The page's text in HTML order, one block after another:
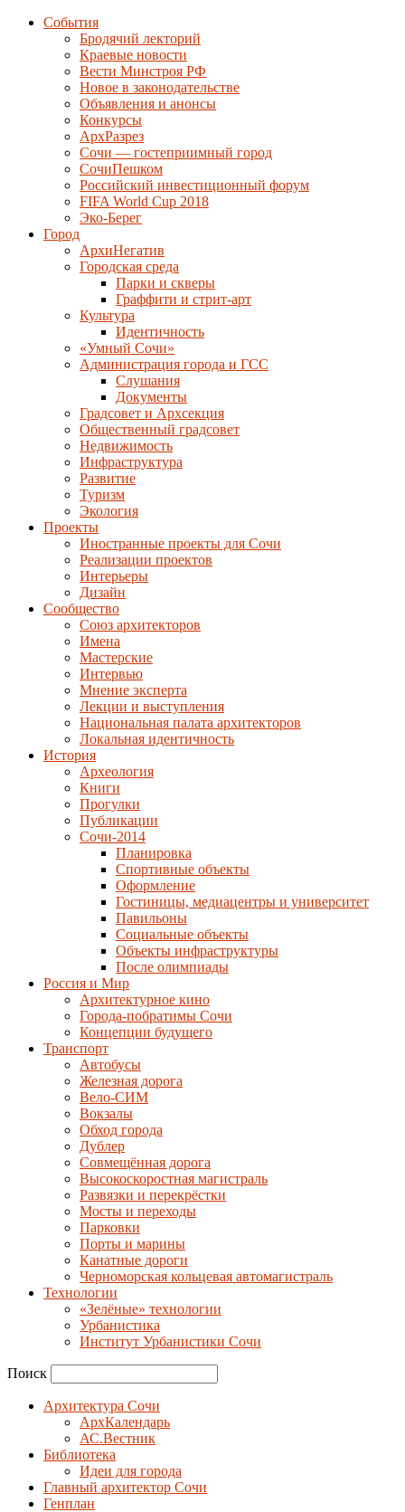
События
Бродячий лекторий
Краевые новости
Вести Минстроя РФ
Новое в законодательстве
Объявления и анонсы
Конкурсы
АрхРазрез
Сочи — гостеприимный город
СочиПешком
Российский инвестиционный форум
FIFA World Cup 2018
Эко-Берег
Город
АрхиНегатив
Городская среда
Парки и скверы
Граффити и стрит-арт
Культура
Идентичность
«Умный Сочи»
Администрация города и ГСС
Слушания
Документы
Градсовет и Архсекция
Общественный градсовет
Недвижимость
Инфраструктура
Развитие
Туризм
Экология
Проекты
Иностранные проекты для Сочи
Реализации проектов
Интерьеры
Дизайн
Сообщество
Союз архитекторов
Имена
Мастерские
Интервью
Мнение эксперта
Лекции и выступления
Национальная палата архитекторов
Локальная идентичность
История
Археология
Книги
Прогулки
Публикации
Сочи-2014
Планировка
Спортивные объекты
Оформление
Гостиницы, медиацентры и университет
Павильоны
Социальные объекты
Объекты инфраструктуры
После олимпиады
Россия и Мир
Архитектурное кино
Города-побратимы Сочи
Концепции будущего
Транспорт
Автобусы
Железная дорога
Вело-СИМ
Вокзалы
Обход города
Дублер
Совмещённая дорога
Высокоскоростная магистраль
Развязки и перекрёстки
Мосты и переходы
Парковки
Порты и марины
Канатные дороги
Черноморская кольцевая автомагистраль
Технологии
«Зелёные» технологии
Урбанистика
Институт Урбанистики Сочи
Поиск
Архитектура Сочи
АрхКалендарь
АС.Вестник
Библиотека
Идеи для города
Главный архитектор Сочи
Генплан